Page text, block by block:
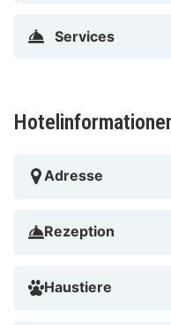
Services
Adresse
Rezeption
Haustiere